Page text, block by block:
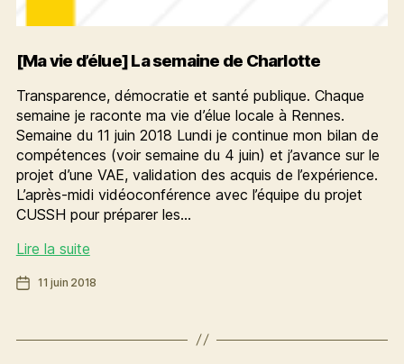
[Ma vie d’élue] La semaine de Charlotte
Transparence, démocratie et santé publique. Chaque
semaine je raconte ma vie d’élue locale à Rennes.
Semaine du 11 juin 2018 Lundi je continue mon bilan de
compétences (voir semaine du 4 juin) et j’avance sur le
projet d’une VAE, validation des acquis de l’expérience.
L’après-midi vidéoconférence avec l’équipe du projet
CUSSH pour préparer les…
Lire la suite[Ma
d’élue]
de
Date11 juin 2018